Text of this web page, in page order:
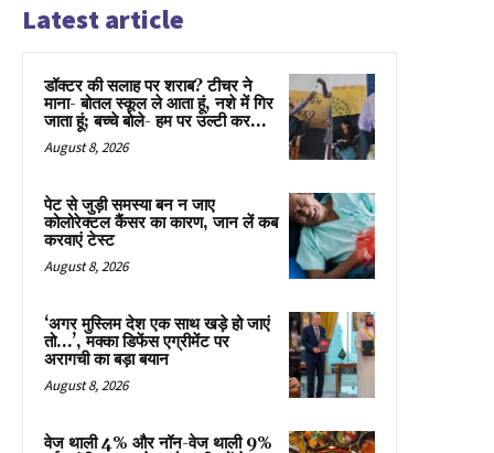
Latest article
डॉक्टर की सलाह पर शराब? टीचर ने
माना- बोतल स्कूल ले आता हूं, नशे में गिर
जाता हूं; बच्चे बोले- हम पर उल्टी कर...
August 8, 2026
पेट से जुड़ी समस्या बन न जाए
कोलोरेक्टल कैंसर का कारण, जान लें कब
करवाएं टेस्ट
August 8, 2026
‘अगर मुस्लिम देश एक साथ खड़े हो जाएं
तो…’, मक्का डिफेंस एग्रीमेंट पर
अरागची का बड़ा बयान
August 8, 2026
वेज थाली 4% और नॉन-वेज थाली 9%